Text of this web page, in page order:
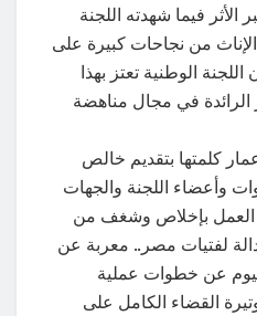
فيما شهدته اللجنة
من نجاحات كبيرة على
الوطنية تعتز بهذا
الرائدة في مجال مناهضة
كلمتها بتقديم خالص
وأعضاء اللجنة والجهات
العمل بإخلاص وشغف من
لفتيات مصر.. معربة عن
عن خطوات عملية
القضاء الكامل على